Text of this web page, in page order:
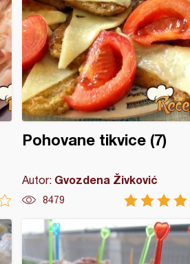
Pohovane tikvice (7)
Autor: Gvozdena Živković
8479